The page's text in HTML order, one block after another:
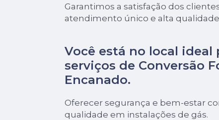
Garantimos a satisfação dos
atendimento único e alta
Você está no local ideal
serviços de Conversão
Encanado.
Oferecer segurança e bem-estar
qualidade em instalações de gás.